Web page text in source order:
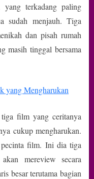
terkadang paling
sudah menjauh. Tiga
dan pisah rumah
masih tinggal bersama
film yang ceritanya
cukup mengharukan.
pecinta film. Ini dia tiga
mereview secara
besar terutama bagian